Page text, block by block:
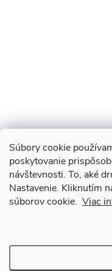
Súbory cookie
poskytovanie
návštevnosti. To, aké
Nastavenie. Kliknutím
súborov cookie. Viac